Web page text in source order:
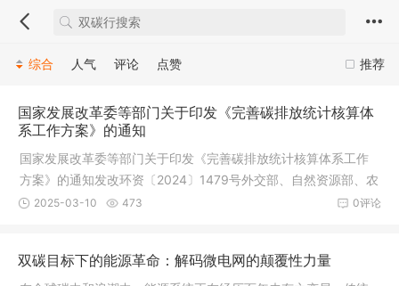
推荐
综合 人气 评论 点赞
国家发展改革委等部门关于印发《完善碳排放统计核算体
系工作方案》的通知
国家发展改革委等部门关于印发《完善碳排放统计核算体系工作
方案》的通知发改环资〔2024〕1479号外交部、自然资源部、农
业农村部
0评论
2025-03-10 473
双碳目标下的能源革命：解码微电网的颠覆性力量